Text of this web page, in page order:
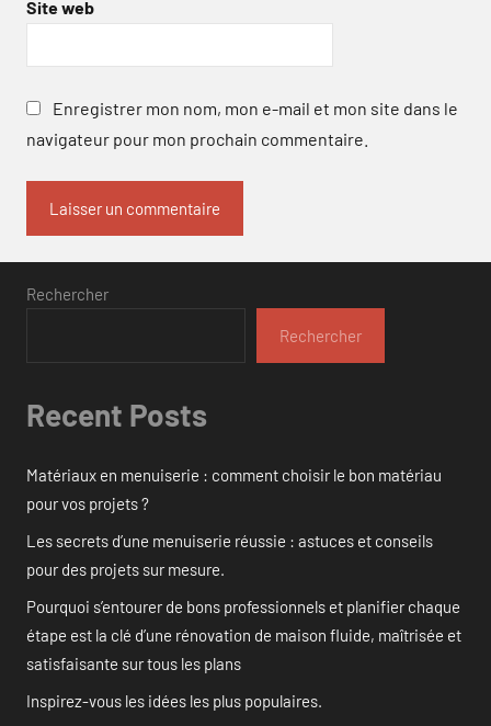
Site web
Enregistrer mon nom, mon e-mail et mon site dans le
navigateur pour mon prochain commentaire.
Rechercher
Rechercher
Recent Posts
Matériaux en menuiserie : comment choisir le bon matériau
pour vos projets ?
Les secrets d’une menuiserie réussie : astuces et conseils
pour des projets sur mesure.
Pourquoi s’entourer de bons professionnels et planifier chaque
étape est la clé d’une rénovation de maison fluide, maîtrisée et
satisfaisante sur tous les plans
Inspirez-vous les idées les plus populaires.